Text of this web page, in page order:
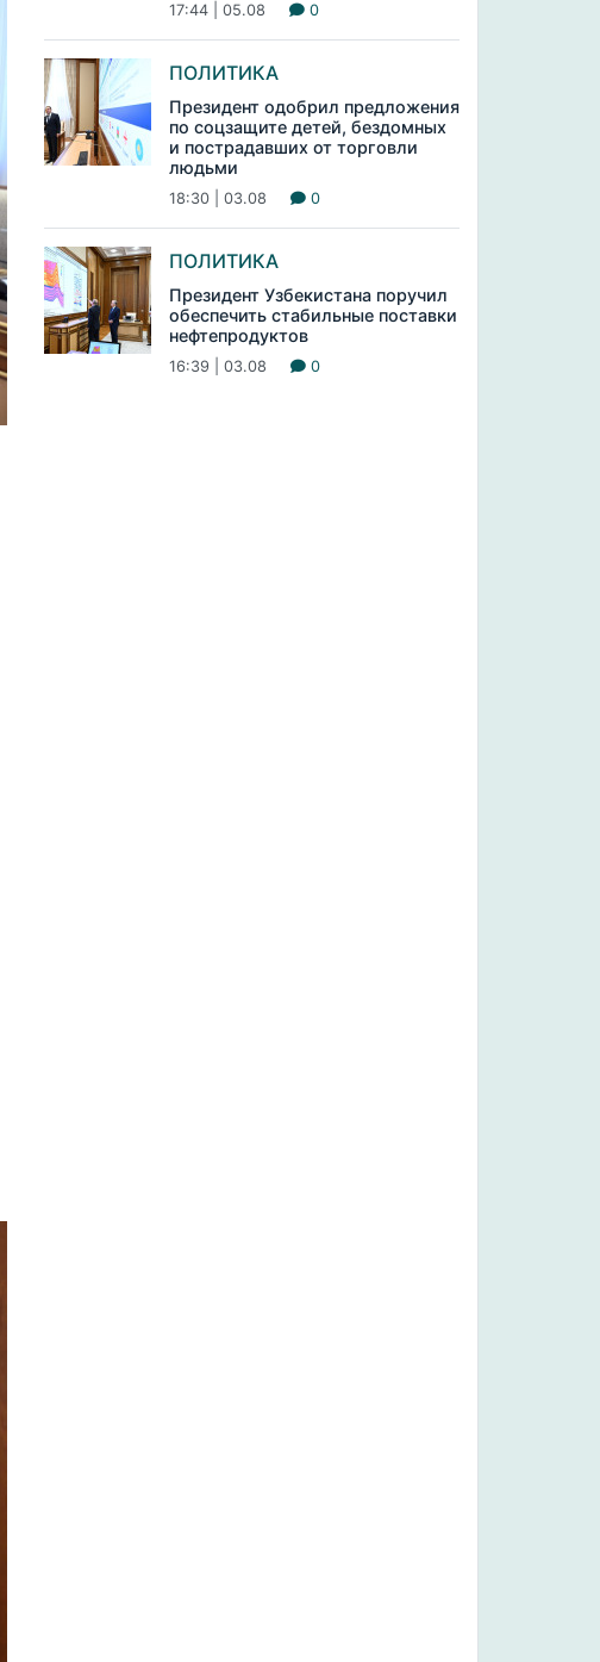
17:44 | 05.08 0
ПОЛИТИКА
Президент одобрил предложения
по соцзащите детей, бездомных
и пострадавших от торговли
людьми
18:30 | 03.08 0
ПОЛИТИКА
Президент Узбекистана поручил
обеспечить стабильные поставки
нефтепродуктов
16:39 | 03.08 0